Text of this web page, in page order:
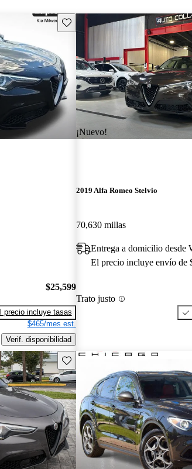
Guarda este Aviso
$25,599
precio incluye tasas
$465/mes est.
Verif. disponibilidad
¡Nuevo!
2019 Alfa Romeo Stelvio
70,630 millas
Entrega a domicilio desde
El precio incluye envío de
Trato justo
Guarda este Aviso